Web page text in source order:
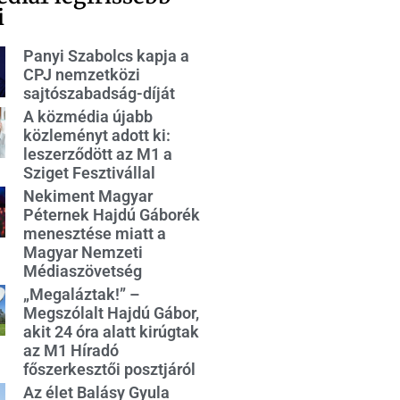
Panyi Szabolcs kapja a
CPJ nemzetközi
sajtószabadság-díját
A közmédia újabb
közleményt adott ki:
leszerződött az M1 a
Sziget Fesztivállal
Nekiment Magyar
Péternek Hajdú Gáborék
menesztése miatt a
Magyar Nemzeti
Médiaszövetség
„Megaláztak!” –
Megszólalt Hajdú Gábor,
akit 24 óra alatt kirúgtak
az M1 Híradó
főszerkesztői posztjáról
Az élet Balásy Gyula